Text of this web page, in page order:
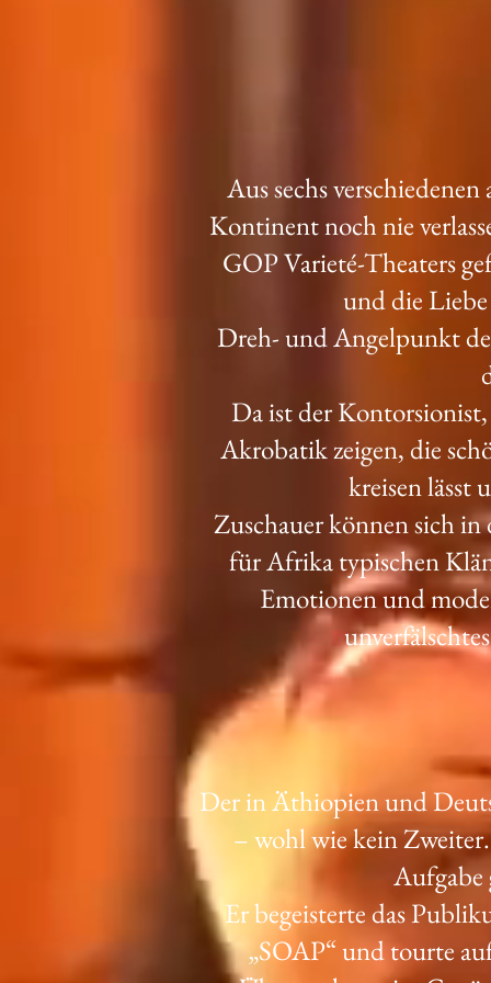
Aus sechs
Kontinent noch nie
GOP Varieté-Theaters
und die
Dreh- und Angelpunkt
Da ist der Kontorsionist,
Akrobatik zeigen, die
kreisen lässt
Zuschauer können sich
für Afrika typischen
Emotionen und
Der in Äthiopien und
– wohl wie kein
Aufgabe
Er begeisterte das
„SOAP“ und tourte